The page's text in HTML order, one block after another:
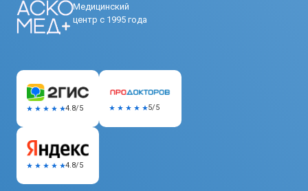
Медицинский
центр с 1995 года
4.8/5 5/5
4.8/5